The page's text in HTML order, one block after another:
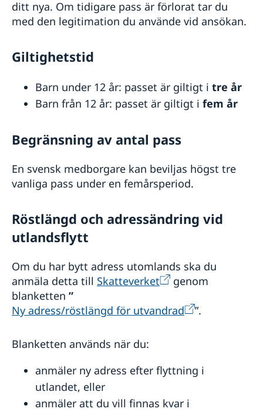
ditt nya. Om tidigare pass är förlorat tar du
med den legitimation du använde vid ansökan.
Giltighetstid
Barn under 12 år: passet är giltigt i tre år
Barn från 12 år: passet är giltigt i fem år
Begränsning av antal pass
En svensk medborgare kan beviljas högst tre
vanliga pass under en femårsperiod.
Röstlängd och adressändring vid
utlandsflytt
Om du har bytt adress utomlands ska du
anmäla detta till Skatteverket
genom
blanketten ”
Ny adress/röstlängd för utvandrad
”.
Blanketten används när du:
anmäler ny adress efter flyttning i
utlandet, eller
anmäler att du vill finnas kvar i